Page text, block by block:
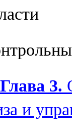
Глава 3.
и